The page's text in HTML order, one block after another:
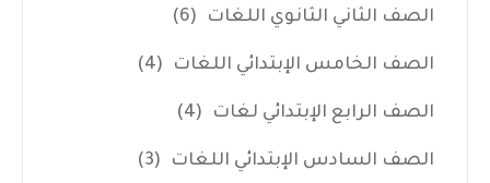
الصف الثاني الثانوي اللغات (6)
الصف الخامس الإبتدائي اللغات (4)
الصف الرابع الإبتدائي لغات (4)
الصف السادس الإبتدائي اللغات (3)